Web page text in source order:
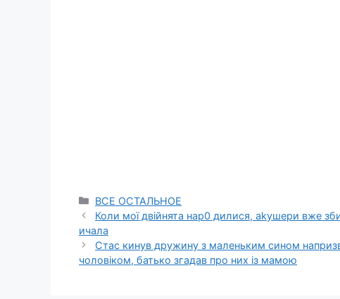
Categories
ВСЕ ОСТАЛЬНОЕ
Коли мої двійнята нар0 дилися, аkyшери вже
ичала
Стас кинув дружину з маленьким сином
чоловіком, батько згадав про них із мамою